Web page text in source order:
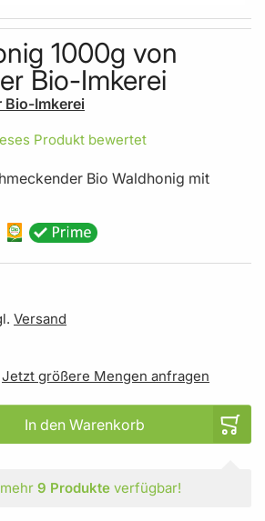
the images gallery
1000g von
Bio-Imkerei
Bio-Imkerei
Produkt bewertet
Bio Waldhonig mit
Versand
Jetzt größere Mengen anfragen
In den Warenkorb
9 Produkteverfügbar!